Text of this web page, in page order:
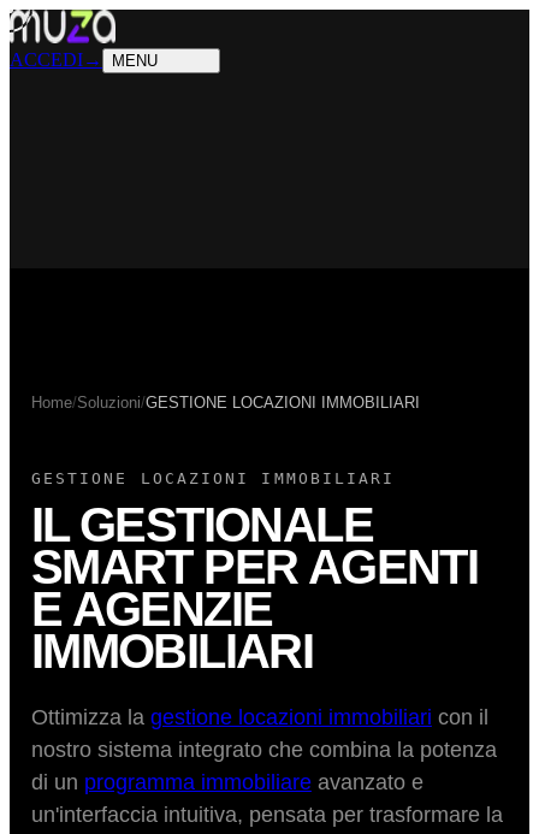
ACCEDI→ MENU
PRODOTTI Cosa sappiamo fare
SOLUZIONIChi possiamo aiutare
Home/Soluzioni/GESTIONE LOCAZIONI IMMOBILIARI
GESTIONE LOCAZIONI IMMOBILIARI
IL GESTIONALE
SMART PER AGENTI
E AGENZIE
IMMOBILIARI
Ottimizza la gestione locazioni immobiliari con il
nostro sistema integrato che combina la potenza
di un programma immobiliareavanzato e
un'interfaccia intuitiva, pensata per trasformare la